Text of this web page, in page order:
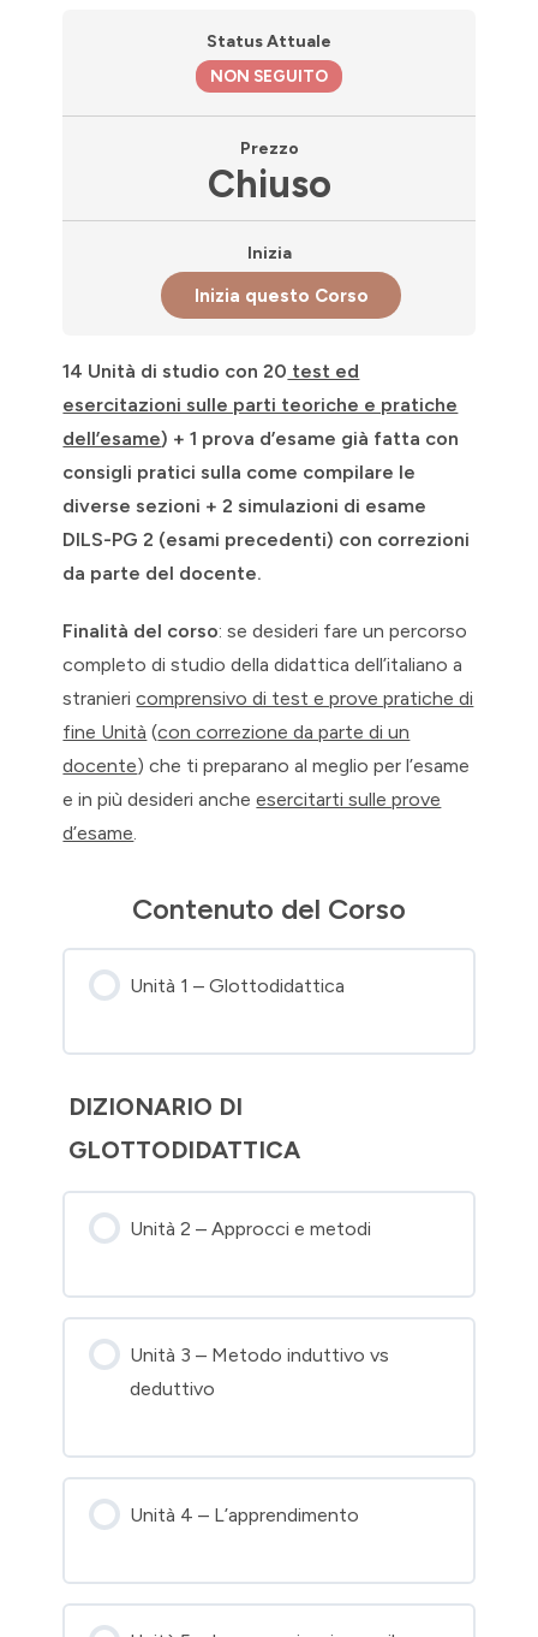
Status Attuale
NON SEGUITO
Prezzo
Chiuso
Inizia
Inizia questo Corso
14 Unità di studio con 20 test ed
esercitazioni sulle parti teoriche e pratiche
dell’esame) + 1 prova d’esame già fatta con
consigli pratici sulla come compilare le
diverse sezioni + 2 simulazioni di esame
DILS-PG 2 (esami precedenti) con correzioni
da parte del docente.
Finalità del corso: se desideri fare un percorso
completo di studio della didattica dell’italiano a
straniericomprensivo di test e prove pratiche di
fine Unità (con correzione da parte di un
docente) che ti preparano al meglio per l’esame
e in più desideri ancheesercitarti sulle prove
d’esame.
Contenuto del Corso
Unità 1 – Glottodidattica
DIZIONARIO DI
GLOTTODIDATTICA
Unità 2 – Approcci e metodi
Unità 3 – Metodo induttivo vs
deduttivo
Unità 4 – L’apprendimento